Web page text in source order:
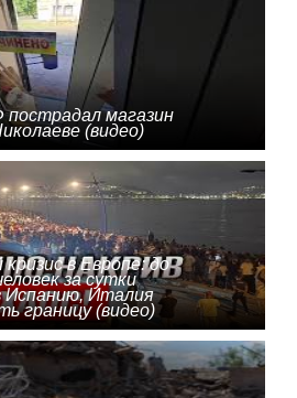
пострадал магазин
(видео)
в Европе: до
за сутки
Испанию, Италия
границу (видео)